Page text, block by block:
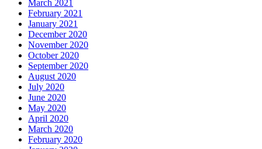
March 2021
February 2021
January 2021
December 2020
November 2020
October 2020
September 2020
August 2020
July 2020
June 2020
May 2020
April 2020
March 2020
February 2020